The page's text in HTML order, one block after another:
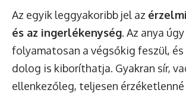
Az egyik leggyakoribb jel az
és az ingerlékenység. Az anya
folyamatosan a végsőkig feszül,
dolog is kiboríthatja. Gyakran sír,
ellenkezőleg, teljesen érzéketlenné